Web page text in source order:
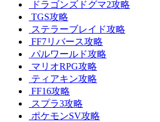
ドラゴンズドグマ2攻略
TGS攻略
ステラーブレイド攻略
FF7リバース攻略
パルワールド攻略
マリオRPG攻略
ティアキン攻略
FF16攻略
スプラ3攻略
ポケモンSV攻略